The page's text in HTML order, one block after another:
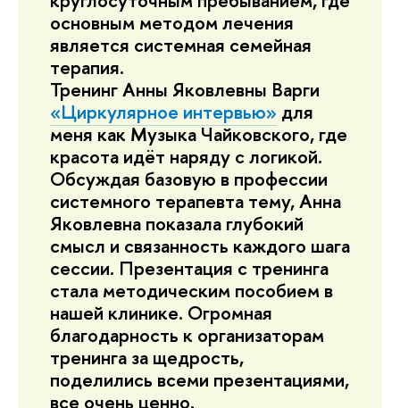
основным методом лечения
является системная семейная
терапия.
Тренинг Анны Яковлевны Варги
«Циркулярное интервью» для
меня как Музыка Чайковского, где
красота идёт наряду с логикой.
Обсуждая базовую в профессии
системного терапевта тему, Анна
Яковлевна показала глубокий
смысл и связанность каждого шага
сессии. Презентация с тренинга
стала методическим пособием в
нашей клинике. Огромная
благодарность к организаторам
тренинга за щедрость,
поделились всеми презентациями,
все очень ценно.